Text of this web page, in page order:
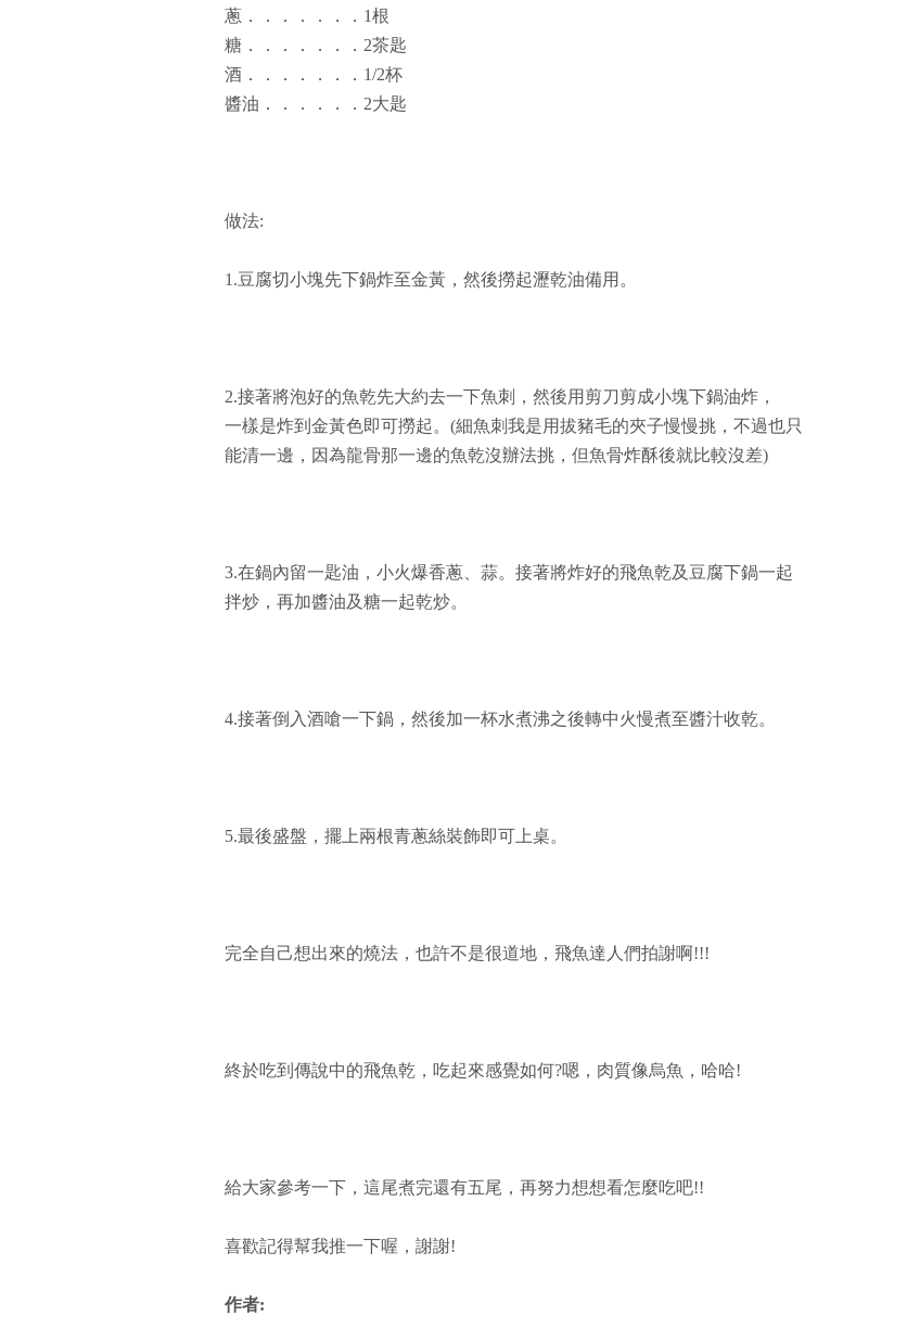
蔥．．．．．．．1根
糖．．．．．．．2茶匙
酒．．．．．．．1/2杯
醬油．．．．．．2大匙
做法:
1.豆腐切小塊先下鍋炸至金黃，然後撈起瀝乾油備用。
2.接著將泡好的魚乾先大約去一下魚刺，然後用剪刀剪成小塊下鍋油炸，
一樣是炸到金黃色即可撈起。(細魚刺我是用拔豬毛的夾子慢慢挑，不過也只
能清一邊，因為龍骨那一邊的魚乾沒辦法挑，但魚骨炸酥後就比較沒差)
3.在鍋內留一匙油，小火爆香蔥、蒜。接著將炸好的飛魚乾及豆腐下鍋一起
拌炒，再加醬油及糖一起乾炒。
4.接著倒入酒嗆一下鍋，然後加一杯水煮沸之後轉中火慢煮至醬汁收乾。
5.最後盛盤，擺上兩根青蔥絲裝飾即可上桌。
完全自己想出來的燒法，也許不是很道地，飛魚達人們拍謝啊!!!
終於吃到傳說中的飛魚乾，吃起來感覺如何?嗯，肉質像烏魚，哈哈!
給大家參考一下，這尾煮完還有五尾，再努力想想看怎麼吃吧!!
喜歡記得幫我推一下喔，謝謝!
作者: